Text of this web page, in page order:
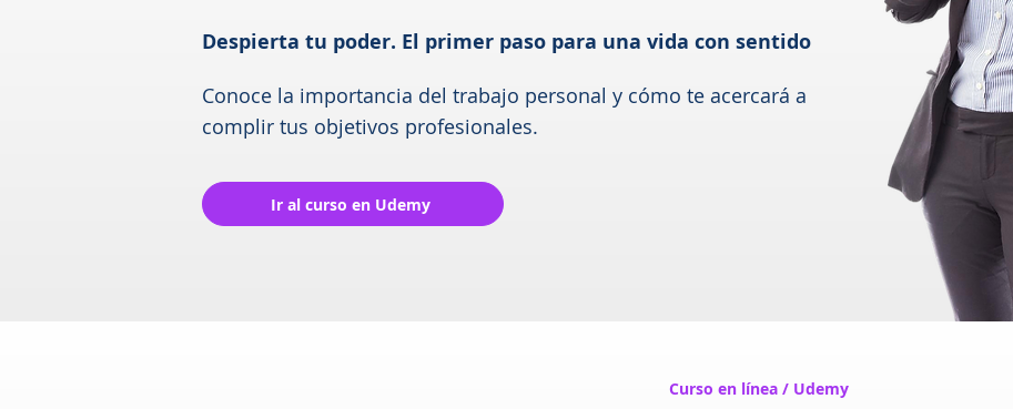
Despierta tu poder. El primer paso para una vida con sentido
Conoce la importancia del trabajo personal y cómo te acercará a
complir tus objetivos profesionales.
Ir al curso en Udemy
Curso en línea / Udemy